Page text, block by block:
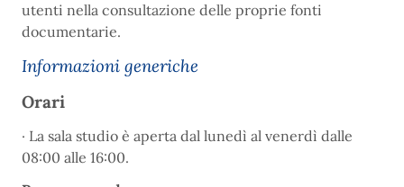
utenti nella consultazione delle proprie fonti
documentarie.
Informazioni generiche
Orari
· La sala studio è aperta dal lunedì al venerdì dalle
08:00 alle 16:00.